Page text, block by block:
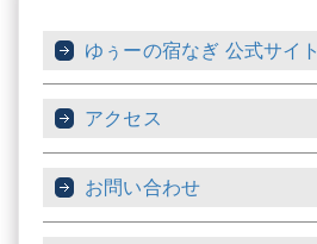
ゆぅーの宿なぎ 公式サイト
アクセス
お問い合わせ